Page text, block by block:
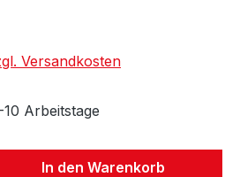
Versandkosten
Arbeitstage
Gib den
In den Warenkorb